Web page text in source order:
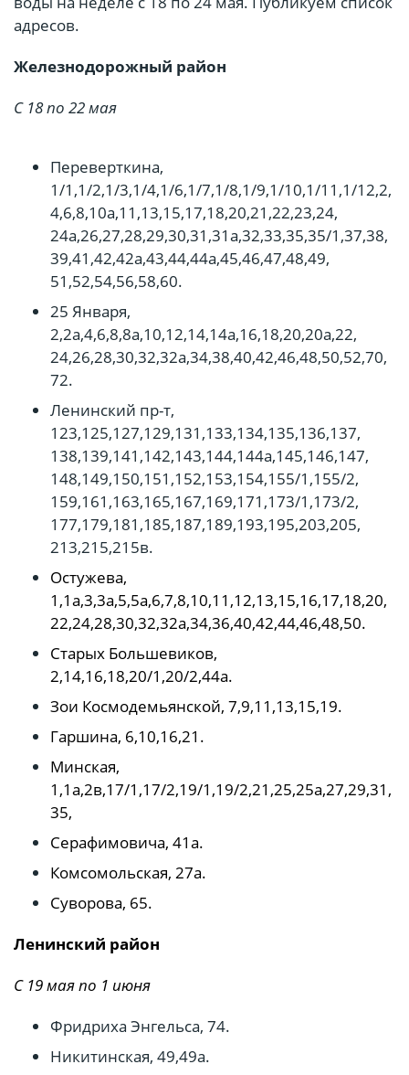
адресов.
Железнодорожный район
С 18 по 22 мая
Переверткина,
1/1,1/2,1/3,1/4,1/6,1/7,1/8,1/9,1/10,1/11,1/12,2,
4,6,8,10а,11,13,15,17,18,20,21,22,23,24,
24а,26,27,28,29,30,31,31а,32,33,35,35/1,37,38,
39,41,42,42а,43,44,44а,45,46,47,48,49,
51,52,54,56,58,60.
25 Января,
2,2а,4,6,8,8а,10,12,14,14а,16,18,20,20а,22,
24,26,28,30,32,32а,34,38,40,42,46,48,50,52,70,
72.
Ленинский пр-т,
123,125,127,129,131,133,134,135,136,137,
138,139,141,142,143,144,144а,145,146,147,
148,149,150,151,152,153,154,155/1,155/2,
159,161,163,165,167,169,171,173/1,173/2,
177,179,181,185,187,189,193,195,203,205,
213,215,215в.
Остужева,
1,1а,3,3а,5,5а,6,7,8,10,11,12,13,15,16,17,18,20,
22,24,28,30,32,32а,34,36,40,42,44,46,48,50.
Старых Большевиков,
2,14,16,18,20/1,20/2,44а.
Зои Космодемьянской, 7,9,11,13,15,19.
Гаршина, 6,10,16,21.
Минская,
1,1а,2в,17/1,17/2,19/1,19/2,21,25,25а,27,29,31,
35,
Серафимовича, 41а.
Комсомольская, 27а.
Суворова, 65.
Ленинский район
С 19 мая по 1 июня
Фридриха Энгельса, 74.
Никитинская, 49,49а.